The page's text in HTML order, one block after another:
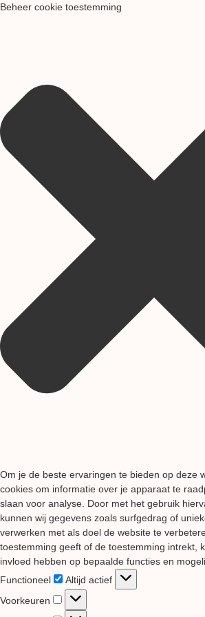
Beheer cookie toestemming
Om je de beste ervaringen te bieden op deze
cookies om informatie over je apparaat te
slaan voor analyse. Door met het gebruik
kunnen wij gegevens zoals surfgedrag of
verwerken met als doel de website te
toestemming geeft of de toestemming intrekt,
invloed hebben op bepaalde functies en
Functioneel
Functioneel
Altijd actief
Voorkeuren
Voorkeuren